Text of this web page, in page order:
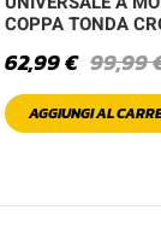
COPPA TONDA
99,99
62,99€
AGGIUNGI AL